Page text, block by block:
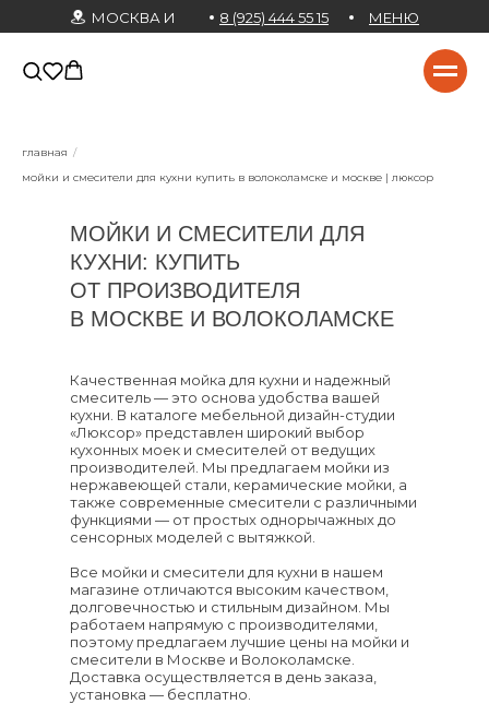
МОСКВА И
8 (925) 444 55 15 МЕНЮ
главная /
мойки и смесители для кухни купить в волоколамске и москве | люксор
МОЙКИ И СМЕСИТЕЛИ ДЛЯ
КУХНИ: КУПИТЬ
ОТ ПРОИЗВОДИТЕЛЯ
В МОСКВЕ И ВОЛОКОЛАМСКЕ
Качественная мойка для кухни и надежный
смеситель — это основа удобства вашей
кухни. В каталоге мебельной дизайн-студии
«Люксор» представлен широкий выбор
кухонных моек и смесителей от ведущих
производителей. Мы предлагаем мойки из
нержавеющей стали, керамические мойки, а
также современные смесители с различными
функциями — от простых однорычажных до
сенсорных моделей с вытяжкой.
Все мойки и смесители для кухни в нашем
магазине отличаются высоким качеством,
долговечностью и стильным дизайном. Мы
работаем напрямую с производителями,
поэтому предлагаем лучшие цены на мойки и
смесители в Москве и Волоколамске.
Доставка осуществляется в день заказа,
установка — бесплатно.